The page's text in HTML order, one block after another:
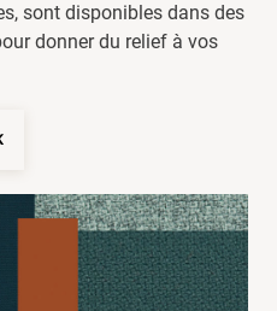
sont disponibles dans des
donner du relief à vos